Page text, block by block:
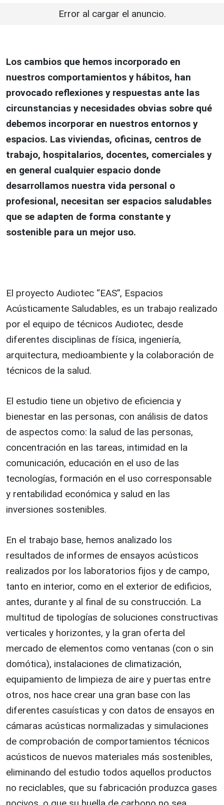
Error al cargar el anuncio.
Los cambios que hemos incorporado en
nuestros comportamientos y hábitos, han
provocado reflexiones y respuestas ante las
circunstancias y necesidades obvias sobre qué
debemos incorporar en nuestros entornos y
espacios. Las viviendas, oficinas, centros de
trabajo, hospitalarios, docentes, comerciales y
en general cualquier espacio donde
desarrollamos nuestra vida personal o
profesional, necesitan ser espacios saludables
que se adapten de forma constante y
sostenible para un mejor uso.
El proyecto Audiotec “EAS”, Espacios
Acústicamente Saludables, es un trabajo realizado
por el equipo de técnicos Audiotec, desde
diferentes disciplinas de física, ingeniería,
arquitectura, medioambiente y la colaboración de
técnicos de la salud.
El estudio tiene un objetivo de eficiencia y
bienestar en las personas, con análisis de datos
de aspectos como: la salud de las personas,
concentración en las tareas, intimidad en la
comunicación, educación en el uso de las
tecnologías, formación en el uso corresponsable
y rentabilidad económica y salud en las
inversiones sostenibles.
En el trabajo base, hemos analizado los
resultados de informes de ensayos acústicos
realizados por los laboratorios fijos y de campo,
tanto en interior, como en el exterior de edificios,
antes, durante y al final de su construcción. La
multitud de tipologías de soluciones constructivas
verticales y horizontes, y la gran oferta del
mercado de elementos como ventanas (con o sin
domótica), instalaciones de climatización,
equipamiento de limpieza de aire y puertas entre
otros, nos hace crear una gran base con las
diferentes casuísticas y con datos de ensayos en
cámaras acústicas normalizadas y simulaciones
de comprobación de comportamientos técnicos
acústicos de nuevos materiales más sostenibles,
eliminando del estudio todos aquellos productos
no reciclables, que su fabricación produzca gases